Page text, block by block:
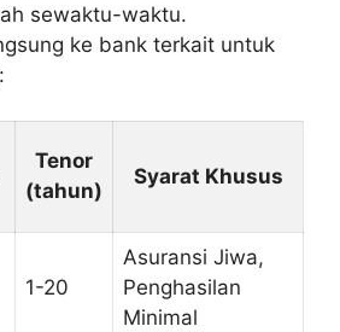
sewaktu-waktu.
ke bank terkait untuk
Tenor
(tahun)
Syarat Khusus
1-20
Asuransi Jiwa,
Penghasilan
Minimal